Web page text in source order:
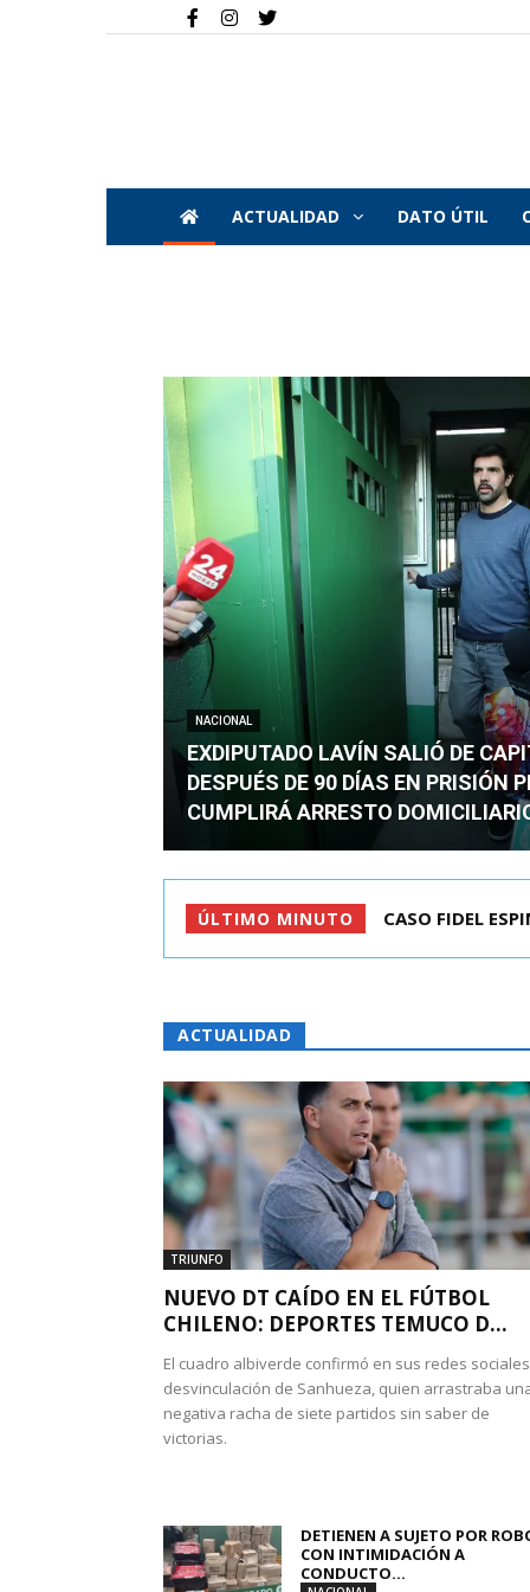
ACTUALIDAD DATO ÚTIL
NACIONAL
EXDIPUTADO LAVÍN SALIÓ DE
DESPUÉS DE 90 DÍAS EN PRISIÓN
CUMPLIRÁ ARRESTO
ÚLTIMO MINUTO TC ADMITE A
ACTUALIDAD
TRIUNFO
NUEVO DT CAÍDO EN EL FÚTBOL
CHILENO: DEPORTES TEMUCO D...
El cuadro albiverde confirmó en sus redes
desvinculación de Sanhueza, quien arrastraba
negativa racha de siete partidos sin saber de
victorias.
DETIENEN A SUJETO POR
CON INTIMIDACIÓN A
CONDUCTO...